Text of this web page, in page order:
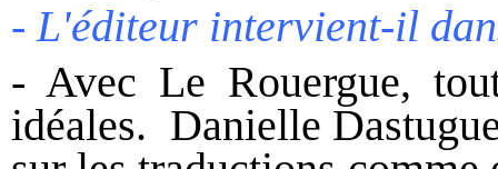
- L'éditeur intervient-il
- Avec Le Rouergue,
idéales. Danielle